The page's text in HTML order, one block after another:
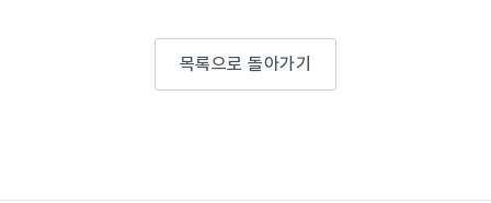
목록으로 돌아가기